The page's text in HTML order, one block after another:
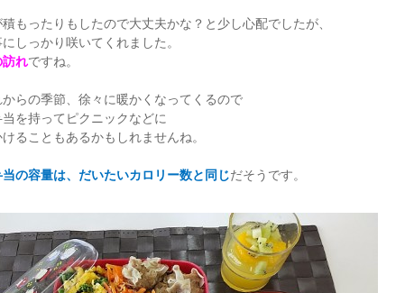
積もったりもしたので大丈夫かな？と少し心配でしたが、
しっかり咲いてくれました。
訪れですね。
からの季節、徐々に暖かくなってくるので
当を持ってピクニックなどに
けることもあるかもしれませんね。
当の容量は、だいたいカロリー数と同じだそうです。